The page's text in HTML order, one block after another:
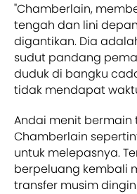
"Chamberlain,
tengah dan lini
digantikan. Dia
sudut pandang
duduk di bangku
tidak mendapat
Andai menit
Chamberlain
untuk melepasnya.
berpeluang kembali
transfer musim